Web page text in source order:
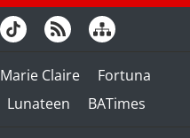
Marie Claire
Fortuna
Lunateen BATimes